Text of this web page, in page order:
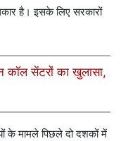
है। इसके लिए सरकारों
कॉल सेंटरों का खुलासा,
के मामले पिछले दो दशकों में